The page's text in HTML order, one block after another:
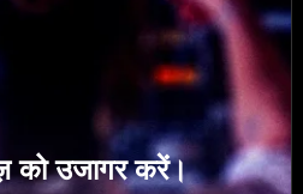
को उजागर करें।